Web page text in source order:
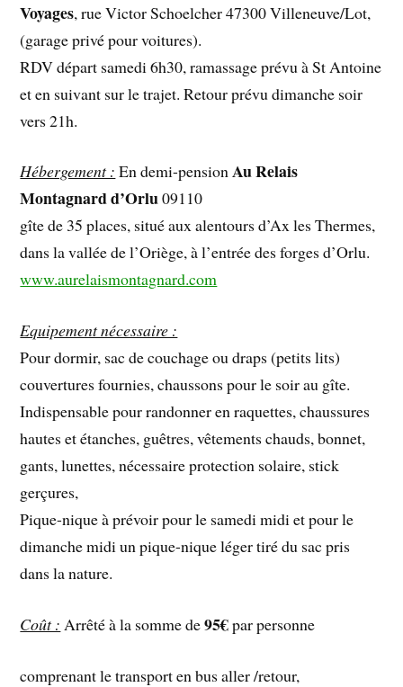
Voyages, rue Victor Schoelcher 47300 Villeneuve/Lot,
(garage privé pour voitures).
RDV départ samedi 6h30, ramassage prévu à St Antoine
et en suivant sur le trajet. Retour prévu dimanche soir
vers 21h.
Hébergement : En demi-pensionAu Relais
Montagnard d’Orlu09110
gîte de 35 places, situé aux alentours d’Ax les Thermes,
dans la vallée de l’Oriège, à l’entrée des forges d’Orlu.
www.aurelaismontagnard.com
Equipement nécessaire :
Pour dormir, sac de couchage ou draps (petits lits)
couvertures fournies, chaussons pour le soir au gîte.
Indispensable pour randonner en raquettes, chaussures
hautes et étanches, guêtres, vêtements chauds, bonnet,
gants, lunettes, nécessaire protection solaire, stick
gerçures,
Pique-nique à prévoir pour le samedi midi et pour le
dimanche midi un pique-nique léger tiré du sac pris
dans la nature.
Coût : Arrêté à la somme de95€par personne
comprenant le transport en bus aller /retour,